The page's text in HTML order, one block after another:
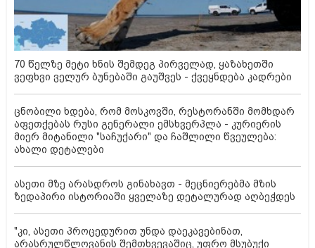
70 წელზე მეტი ხნის შემდეგ პირველად, ყაზახეთში
ვეფხვი ველურ ბუნებაში გაუშვეს - ქვეყნდება კადრები
ცნობილი ხდება, რომ მოსკოვში, რესტორანში მომხდარ
აფეთქებას რუსი გენერალი ემსხვერპლა - კურიერის
მიერ მიტანილი "საჩუქარი" და ჩაშლილი წვეულება:
ახალი დეტალები
ასეთი მზე არასდროს გინახავთ - მეცნიერებმა მზის
ზედაპირი ისტორიაში ყველაზე დეტალურად აღბეჭდეს
"კი, ასეთი პროცედურით უნდა დაეკავებინათ,
არასრულწლოვანის შემთხვევაშიც, უფრო მსუბუქი